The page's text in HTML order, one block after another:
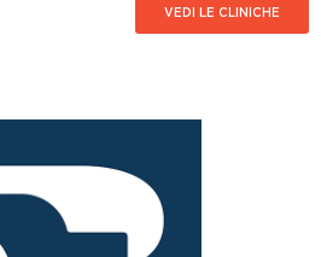
VEDI LE CLINICHE